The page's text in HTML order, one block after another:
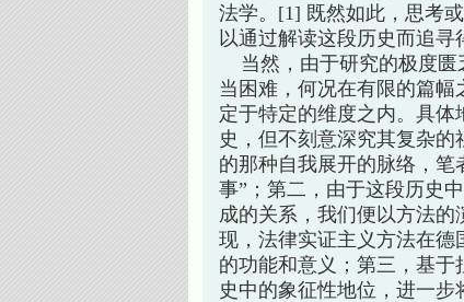
法学。[1] 既然如此，思考
以通过解读这段历史而追寻
当然，由于研究的极度匮
当困难，何况在有限的篇
定于特定的维度之内。具
史，但不刻意深究其复杂
的那种自我展开的脉络，笔
事”；第二，由于这段历史
成的关系，我们便以方法
现，法律实证主义方法在
的功能和意义；第三，基于
史中的象征性地位，进一步